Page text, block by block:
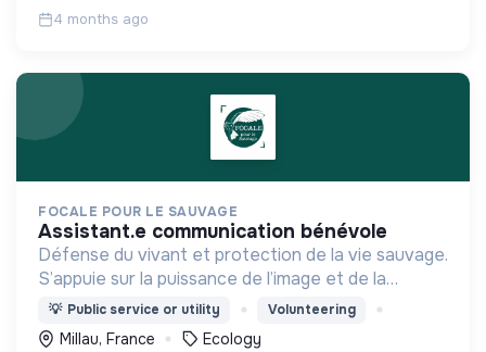
4 months ago
FOCALE POUR LE SAUVAGE
assistant.e communication bénévole
Défense du vivant et protection de la vie sauvage.
S’appuie sur la puissance de l’image et de la
création artistique pour sensibiliser le public à la
préservation des milieux naturels et des espèces.
💡 Public service or utility Volunteering
Millau, France Ecology